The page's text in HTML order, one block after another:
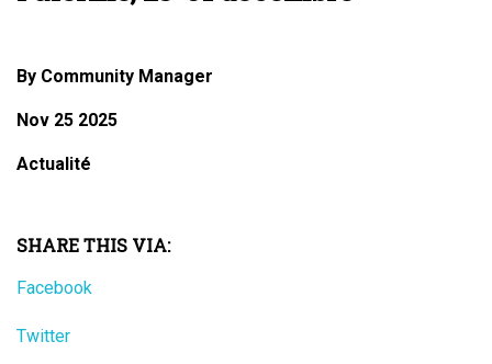
By Community Manager
Nov 25 2025
Actualité
SHARE THIS VIA:
Facebook
Twitter